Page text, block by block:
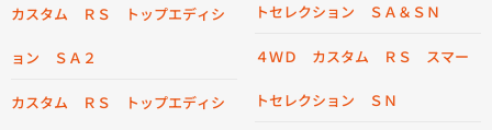
カスタム ＲＳ トップエディシ
ョン ＳＡ２
カスタム ＲＳ トップエディシ
トセレクション ＳＡ＆ＳＮ
４ＷＤ カスタム ＲＳ スマー
トセレクション ＳＮ